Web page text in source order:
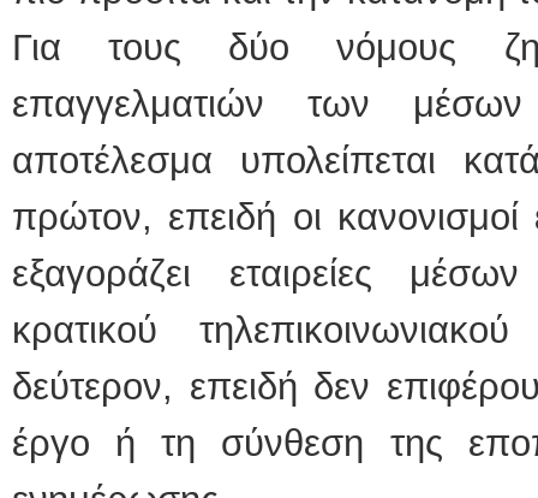
Για τους δύο νόμους
επαγγελματιών των
αποτέλεσμα υπολείπεται
πρώτον, επειδή οι
εξαγοράζει εταιρείες
κρατικού
δεύτερον, επειδή δεν
έργο ή τη σύνθεση της